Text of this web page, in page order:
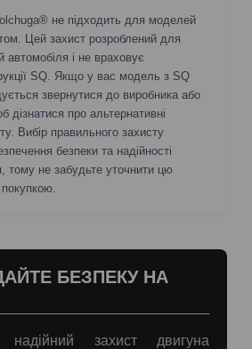
не підходить для моделей
Цей захист розроблений для
автомобіля і не враховує
SQ. Якщо у вас модель з SQ
звернутися до виробника або
дізнатися про альтернативні
Вибір правильного захисту
безпеки та надійності
тому не забудьте уточнити цю
БЕЗПЕКУ НА
надійний захист двигуна